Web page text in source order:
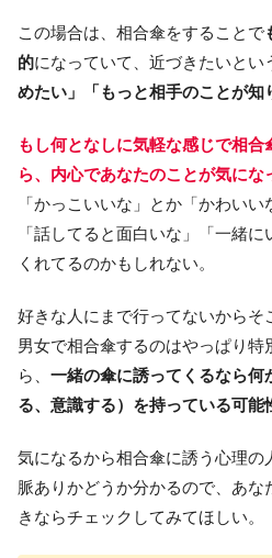
この場合は、相合傘をすることで
的になっていて、近づきたいとい
めたい」「もっと相手のことが知
もし何となしに気軽な感じで相
ら、内心であなたのことが気にな
「かっこいいな」とか「かわいい
「話してると面白いな」「一緒
くれてるのかもしれない。
好きな人にまで行ってないからそ
男女で相合傘するのはやっぱり
ら、 一緒の傘に誘ってくるなら何
る、意識する）を持っている可能
気になるから相合傘に誘う心理の
脈ありかどうか分かるので、あ
きならチェックしてみてほしい。